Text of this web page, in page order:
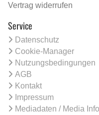
Vertrag widerrufen
Service
Datenschutz
Cookie-Manager
Nutzungsbedingungen
AGB
Kontakt
Impressum
Mediadaten / Media